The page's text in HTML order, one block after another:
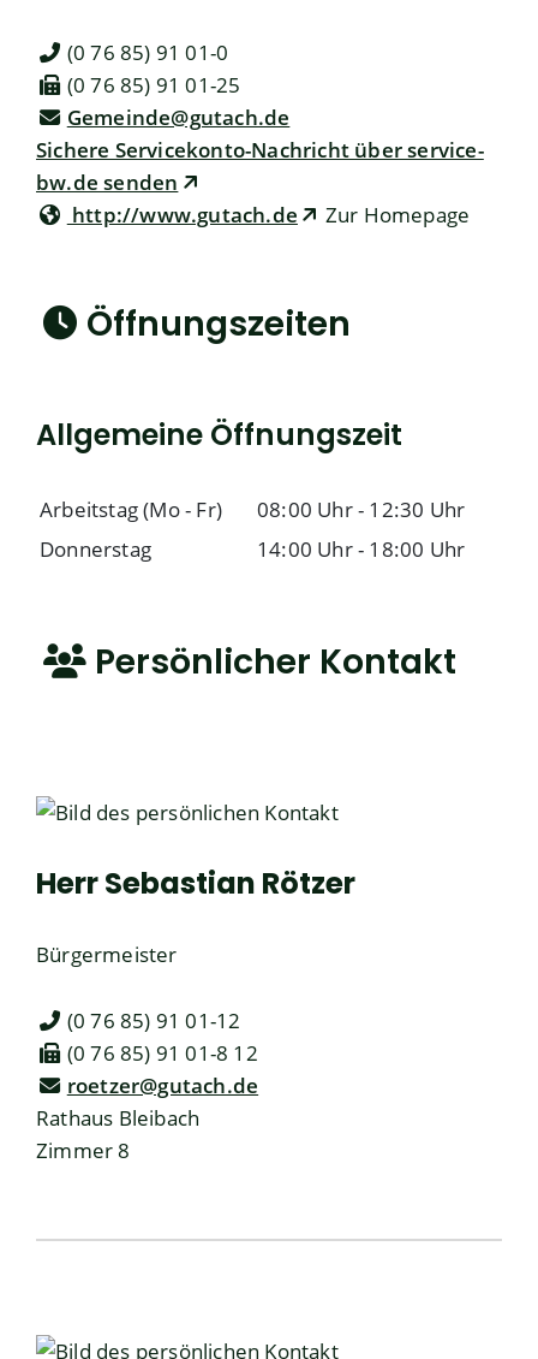
(0 76 85) 91 01-0
(0 76 85) 91 01-25
Gemeinde@gutach.de
Sichere Servicekonto-Nachricht über service-
bw.de senden
http://www.gutach.de
Zur Homepage
Öffnungszeiten
Allgemeine Öffnungszeit
Arbeitstag (Mo - Fr) 08:00 Uhr- 12:30 Uhr
Donnerstag
14:00 Uhr- 18:00 Uhr
Persönlicher Kontakt
HerrSebastian Rötzer
Bürgermeister
(0 76 85) 91 01-12
(0 76 85) 91 01-8 12
roetzer@gutach.de
Rathaus Bleibach
Zimmer 8